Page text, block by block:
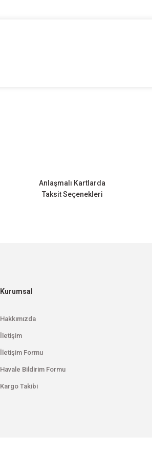
Anlaşmalı Kartlarda
Taksit Seçenekleri
Kurumsal
Hakkımızda
İletişim
İletişim Formu
Havale Bildirim Formu
Kargo Takibi